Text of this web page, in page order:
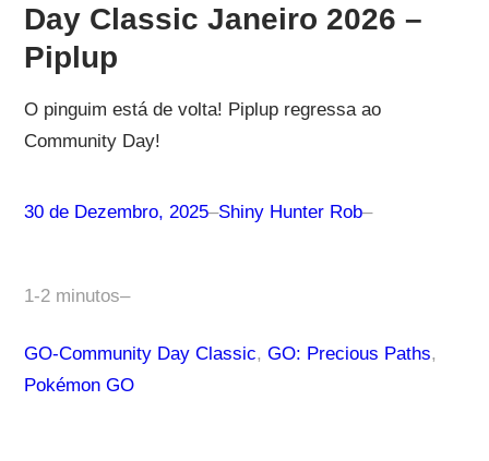
Day Classic Janeiro 2026 –
Piplup
O pinguim está de volta! Piplup regressa ao
Community Day!
30 de Dezembro, 2025–Shiny Hunter Rob–
1-2 minutos–
GO-Community Day Classic, GO: Precious Paths
Pokémon GO